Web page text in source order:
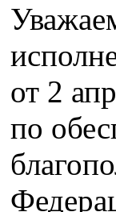
от 2
по